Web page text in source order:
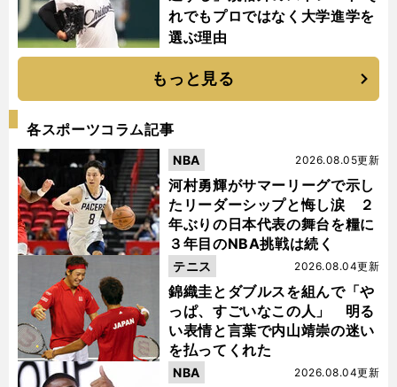
れでもプロではなく大学進学を
選ぶ理由
もっと見る
各スポーツコラム記事
河村勇輝がサマーリーグで示し
たリーダーシップと悔し涙 ２
年ぶりの日本代表の舞台を糧に
３年目のNBA挑戦は続く
2026.08.05更新
NBA
錦織圭とダブルスを組んで「や
っぱ、すごいなこの人」 明る
い表情と言葉で内山靖崇の迷い
を払ってくれた
2026.08.04更新
テニス
2026.08.04更新
NBA